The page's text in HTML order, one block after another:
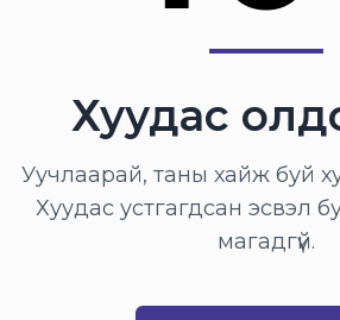
Хуудас
Уучлаарай, таны хайж буй
Хуудас устгагдсан эсвэл
магадгүй.